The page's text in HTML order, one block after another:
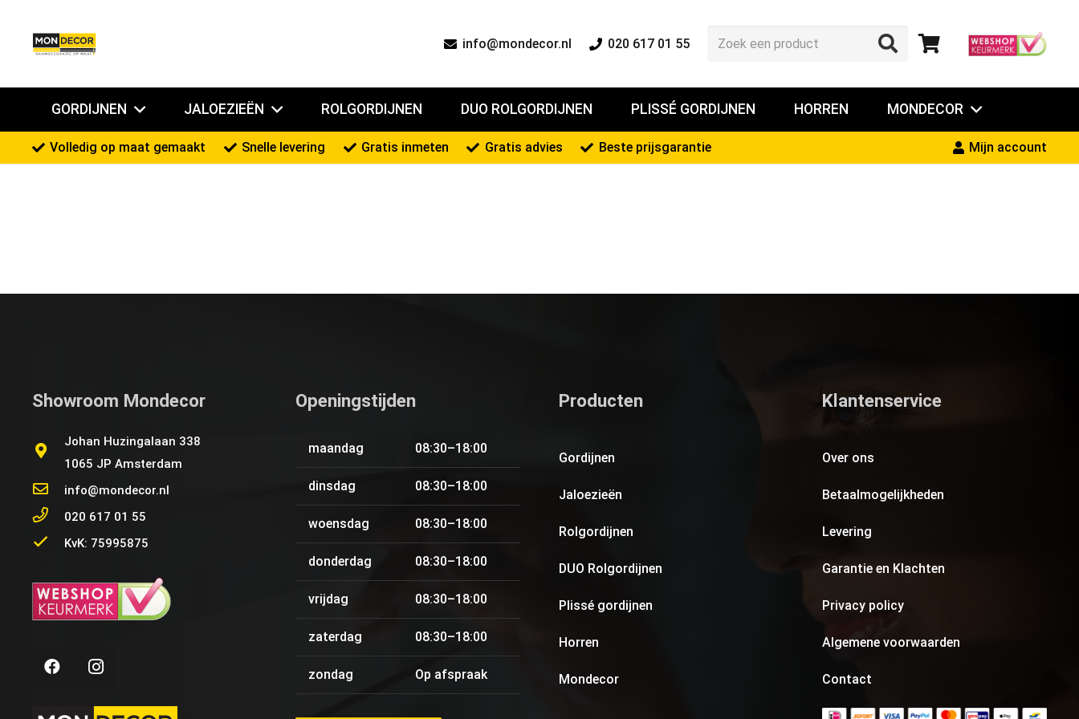
info@mondecor.nl 020 617 01 55
GORDIJNEN JALOEZIEËN ROLGORDIJNEN DUO ROLGORDIJNEN PLISSÉ GORDIJNEN HORREN MONDECOR
Volledig op maat gemaakt Snelle levering Gratis inmeten Gratis advies Beste prijsgarantie Mijn account
Showroom Mondecor
Johan Huzingalaan 338
1065 JP Amsterdam
info@mondecor.nl
020 617 01 55
KvK: 75995875
Openingstijden
maandag 08:30–18:00
dinsdag 08:30–18:00
woensdag 08:30–18:00
donderdag 08:30–18:00
vrijdag 08:30–18:00
zaterdag 08:30–18:00
zondag Op afspraak
Producten
Gordijnen
Jaloezieën
Rolgordijnen
DUO Rolgordijnen
Plissé gordijnen
Horren
Mondecor
Klantenservice
Over ons
Betaalmogelijkheden
Levering
Garantie en Klachten
Privacy policy
Algemene voorwaarden
Contact